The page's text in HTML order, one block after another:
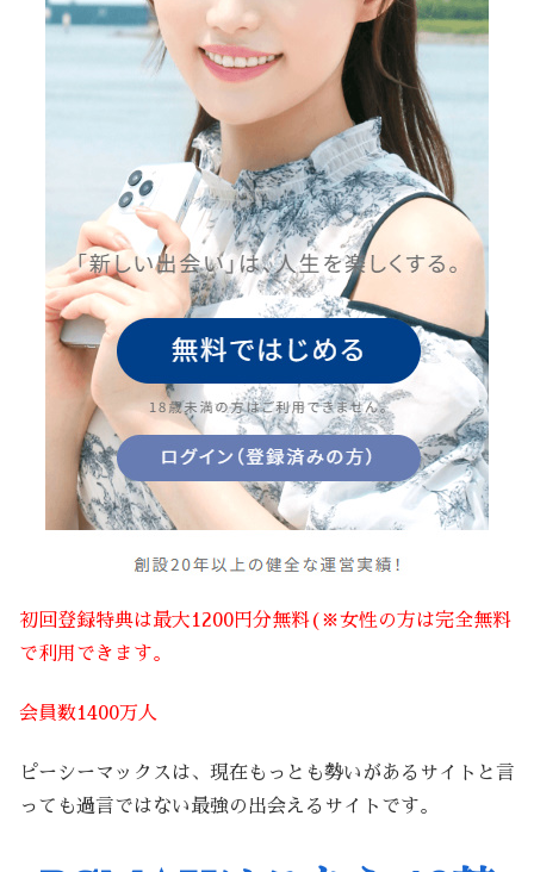
初回登録特典は最大1200円分無料(※女性の方は完全無料
で利用できます。
会員数1400万人
ピーシーマックスは、現在もっとも勢いがあるサイトと言
っても過言ではない最強の出会えるサイトです。